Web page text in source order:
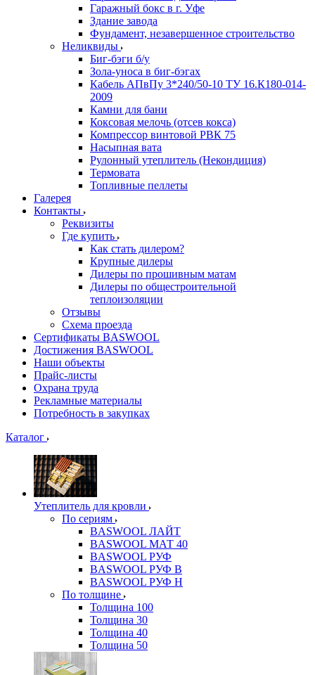
Гаражный бокс в г. Уфе
Здание завода
Фундамент, незавершенное строительство
Неликвиды
Биг-бэги б/у
Зола-уноса в биг-бэгах
Кабель АПвПу 3*240/50-10 ТУ 16.К180-014-
2009
Камни для бани
Коксовая мелочь (отсев кокса)
Компрессор винтовой РВК 75
Насыпная вата
Рулонный утеплитель (Некондиция)
Термовата
Топливные пеллеты
Галерея
Контакты
Реквизиты
Где купить
Как стать дилером?
Крупные дилеры
Дилеры по прошивным матам
Дилеры по общестроительной
теплоизоляции
Отзывы
Схема проезда
Сертификаты BASWOOL
Достижения BASWOOL
Наши объекты
Прайс-листы
Охрана труда
Рекламные материалы
Потребность в закупках
Каталог
Утеплитель для кровли
По сериям
BASWOOL ЛАЙТ
BASWOOL МАТ 40
BASWOOL РУФ
BASWOOL РУФ В
BASWOOL РУФ Н
По толщине
Толщина 100
Толщина 30
Толщина 40
Толщина 50